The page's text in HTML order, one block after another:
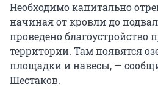
Необходимо капитально
начиная от кровли до
проведено благоустройство
территории. Там появятся
площадки и навесы, —
Шестаков.